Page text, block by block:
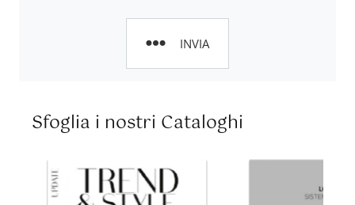
INVIA
Sfoglia i nostri Cataloghi